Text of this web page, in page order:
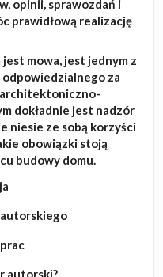
opinii, sprawozdań i
prawidłową realizację
mowa, jest jednym z
za
dokładnie jest nadzór
niesie ze sobą korzyści
obowiązki stoją
budowy domu.
autorski?